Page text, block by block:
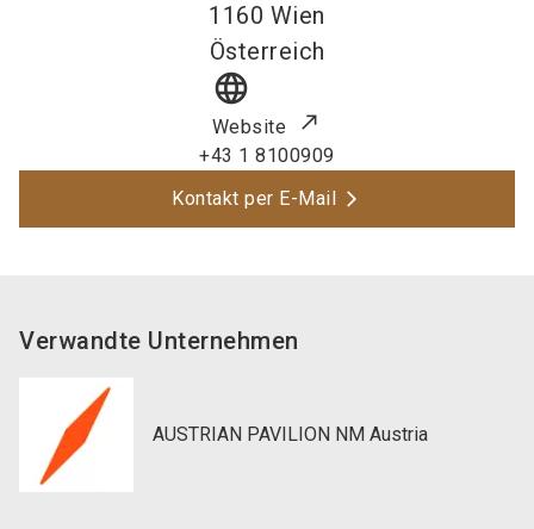
1160 Wien
Österreich
language
Website
+43 1 8100909
Kontakt per E-Mail
Verwandte Unternehmen
AUSTRIAN PAVILION NM Austria